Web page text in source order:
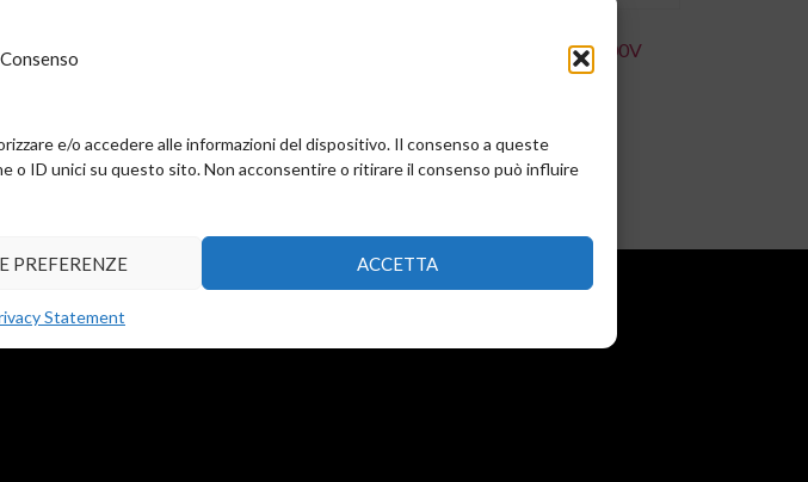
e/o accedere alle informazioni del dispositivo. Il consenso a queste
o ID unici su questo sito. Non acconsentire o ritirare il consenso può influire
PREFERENZE ACCETTA
Statement
P.10MM
Add to cart
COND.POLIE.T 47NF 5% 100V
Add to cart